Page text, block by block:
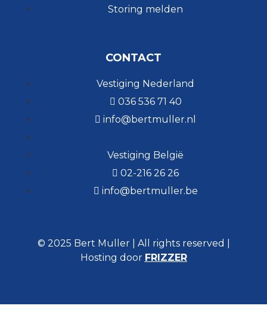
Storing melden
CONTACT
Vestiging Nederland
036 536 71 40
info@bertmuller.nl
Vestiging België
02-216 26 26
info@bertmuller.be
© 2025 Bert Muller | All rights reserved |
Hosting door FRIZZER